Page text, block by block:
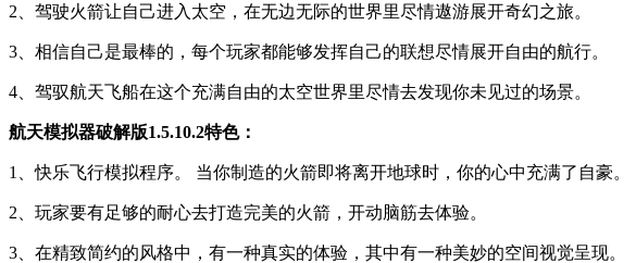
2、驾驶火箭让自己进入太空，在无边无际的世界里尽情遨游展开奇幻之旅。
3、相信自己是最棒的，每个玩家都能够发挥自己的联想尽情展开自由的航行。
4、驾驭航天飞船在这个充满自由的太空世界里尽情去发现你未见过的场景。
航天模拟器破解版1.5.10.2特色：
1、快乐飞行模拟程序。 当你制造的火箭即将离开地球时，你的心中充满了自豪。
2、玩家要有足够的耐心去打造完美的火箭，开动脑筋去体验。
3、在精致简约的风格中，有一种真实的体验，其中有一种美妙的空间视觉呈现。